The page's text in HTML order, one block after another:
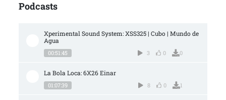
Podcasts
Xperimental Sound System: XSS325 | Cubo | Mundo de
Agua
00:51:45 3 0 0
La Bola Loca: 6X26 Einar
01:07:39 8 0 1